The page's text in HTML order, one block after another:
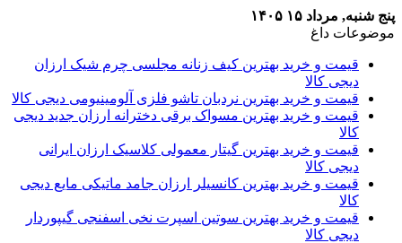
پنج شنبه, مرداد ۱۵ ۱۴۰۵
موضوعات داغ
قیمت و خرید بهترین کیف زنانه مجلسی چرم شیک ارزان
دیجی کالا
قیمت و خرید بهترین نردبان تاشو فلزی آلومینیومی دیجی کالا
قیمت و خرید بهترین مسواک برقی دخترانه ارزان جدید دیجی
کالا
قیمت و خرید بهترین گیتار معمولی کلاسیک ارزان ایرانی
دیجی کالا
قیمت و خرید بهترین کانسیلر ارزان جامد ماتیکی مایع دیجی
کالا
قیمت و خرید بهترین سوتین اسپرت نخی اسفنجی گیپوردار
دیجی کالا